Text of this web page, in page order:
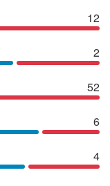
12
2
52
6
4